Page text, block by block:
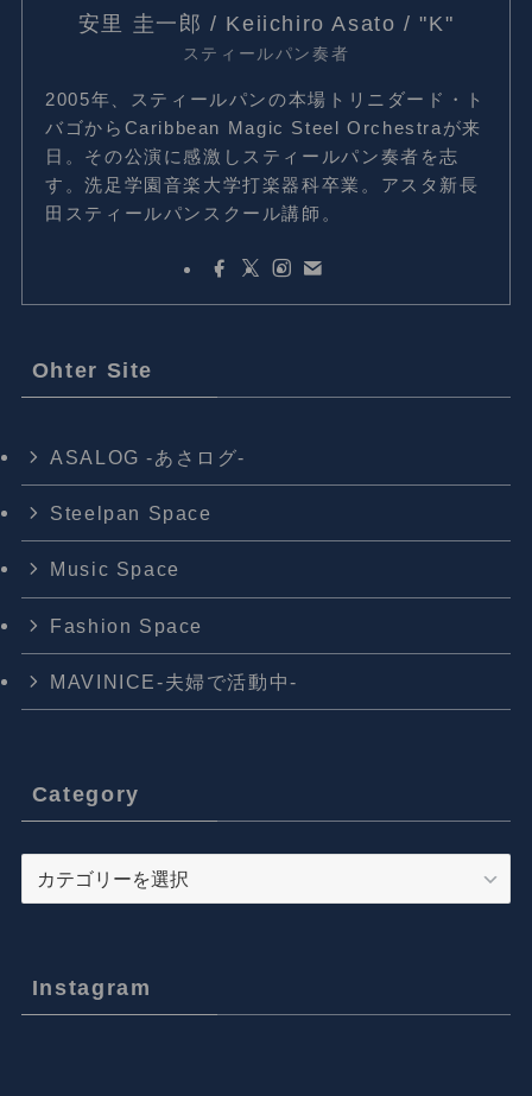
安里 圭一郎 / Keiichiro Asato / "K"
スティールパン奏者
2005年、スティールパンの本場トリニダード・ト
バゴからCaribbean Magic Steel Orchestraが来
日。その公演に感激しスティールパン奏者を志
す。洗足学園音楽大学打楽器科卒業。アスタ新長
田スティールパンスクール講師。
Ohter Site
ASALOG -あさログ-
Steelpan Space
Music Space
Fashion Space
MAVINICE-夫婦で活動中-
Category
Category
Instagram